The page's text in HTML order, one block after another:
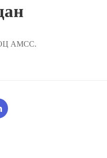
ОЦ АМСС.